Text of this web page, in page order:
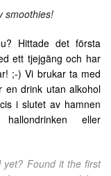
smoothies!
Hittade det första
ett tjejgäng och har
;-) Vi brukar ta med
en drink utan alkohol
i slutet av hamnen
eller
yet? Found it the first